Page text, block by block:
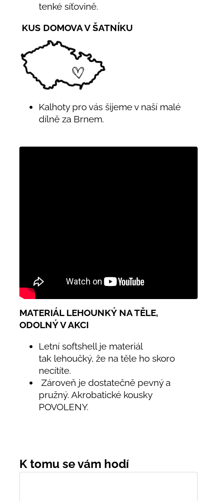
tenké síťovině.
KUS DOMOVA V ŠATNÍKU
Kalhoty pro vás šijeme v naší malé
dílně za Brnem.
MATERIÁL LEHOUNKÝ NA TĚLE,
ODOLNÝ V AKCI
Letní softshell je materiál
tak lehoučký, že na těle ho skoro
necítíte.
Zároveň je dostatečně pevný a
pružný. Akrobatické kousky
POVOLENY.